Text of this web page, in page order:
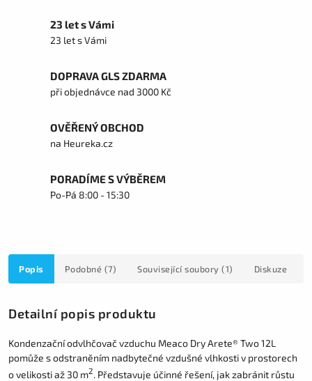
23 let s Vámi
23 let s Vámi
DOPRAVA GLS ZDARMA
při objednávce nad 3000 Kč
OVĚŘENÝ OBCHOD
na Heureka.cz
PORADÍME S VÝBĚREM
Po-Pá 8:00 - 15:30
Popis Podobné (7) Související soubory (1) Diskuze
Detailní popis produktu
Kondenzační odvlhčovač vzduchu Meaco Dry Arete® Two 12L
pomůže s odstraněním nadbytečné vzdušné vlhkosti v prostorech
o velikosti až 30 m2. Představuje účinné řešení, jak zabránit růstu